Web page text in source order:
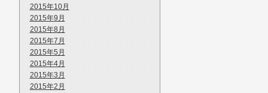
2015年10月
2015年9月
2015年8月
2015年7月
2015年5月
2015年4月
2015年3月
2015年2月